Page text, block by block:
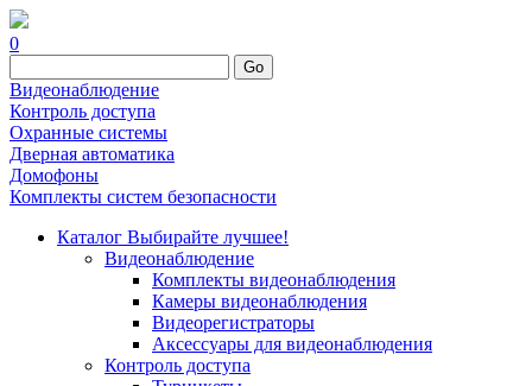
0
Go
Видеонаблюдение
Контроль доступа
Охранные системы
Дверная автоматика
Домофоны
Комплекты систем безопасности
Каталог Выбирайте лучшее!
Видеонаблюдение
Комплекты видеонаблюдения
Камеры видеонаблюдения
Видеорегистраторы
Аксессуары для видеонаблюдения
Контроль доступа